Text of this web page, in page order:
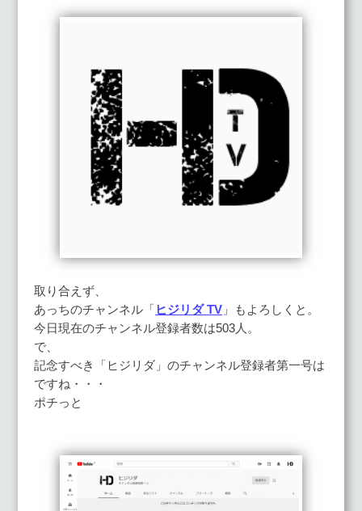
取り合えず、
あっちのチャンネル「 ヒジリダ TV 」もよろしくと。
今日現在のチャンネル登録者数は503人。
で、
記念すべき「ヒジリダ」のチャンネル登録者第一号は
ですね・・・
ポチっと